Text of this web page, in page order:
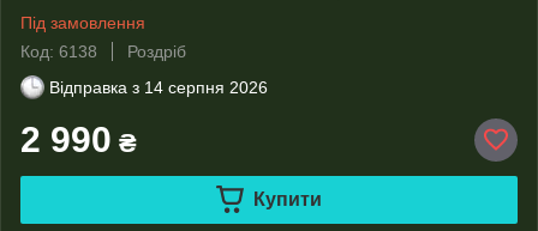
Під замовлення
Код: 6138
Роздріб
Відправка з 14 серпня 2026
2 990 ₴
Купити